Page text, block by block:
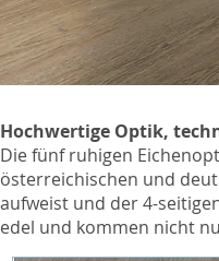
Hochwertige Optik,
Die fünf ruhigen
österreichischen und
aufweist und der 4-
edel und kommen nicht